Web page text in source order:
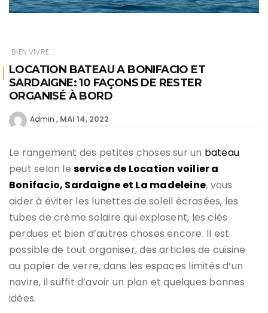
BIEN VIVRE
LOCATION BATEAU A BONIFACIO ET
SARDAIGNE: 10 FAÇONS DE RESTER
ORGANISÉ À BORD
Admin MAI 14, 2022
Le rangement des petites choses sur un bateau
peut selon leservice de Location voilier a
Bonifacio, Sardaigne et La madeleine, vous
aider à éviter les lunettes de soleil écrasées, les
tubes de crème solaire qui explosent, les clés
perdues et bien d’autres choses encore. Il est
possible de tout organiser, des articles de cuisine
au papier de verre, dans les espaces limités d’un
navire, il suffit d’avoir un plan et quelques bonnes
idées.